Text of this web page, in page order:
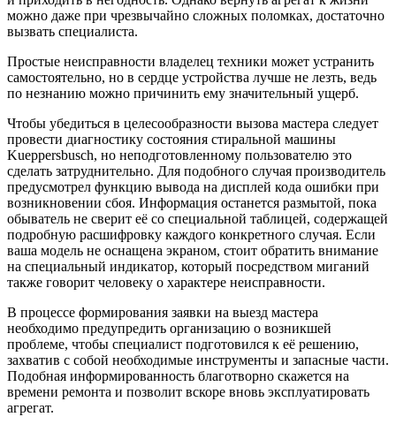
можно даже при чрезвычайно сложных поломках, достаточно
вызвать специалиста.
Простые неисправности владелец техники может устранить
самостоятельно, но в сердце устройства лучше не лезть, ведь
по незнанию можно причинить ему значительный ущерб.
Чтобы убедиться в целесообразности вызова мастера следует
провести диагностику состояния стиральной машины
Kueppersbusch, но неподготовленному пользователю это
сделать затруднительно. Для подобного случая производитель
предусмотрел функцию вывода на дисплей кода ошибки при
возникновении сбоя. Информация останется размытой, пока
обыватель не сверит её со специальной таблицей, содержащей
подробную расшифровку каждого конкретного случая. Если
ваша модель не оснащена экраном, стоит обратить внимание
на специальный индикатор, который посредством миганий
также говорит человеку о характере неисправности.
В процессе формирования заявки на выезд мастера
необходимо предупредить организацию о возникшей
проблеме, чтобы специалист подготовился к её решению,
захватив с собой необходимые инструменты и запасные части.
Подобная информированность благотворно скажется на
времени ремонта и позволит вскоре вновь эксплуатировать
агрегат.